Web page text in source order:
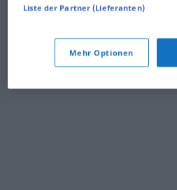
Liste der Partner (Lieferanten)
Mehr Optionen